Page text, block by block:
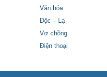
Văn hóa
Độc – Lạ
Vợ chồng
Điện thoại